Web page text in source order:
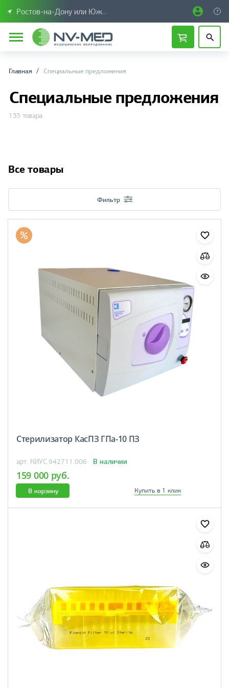
Ростов-на-Дону или Южный Федеральный округ
Главная Специальные предложения
Специальные предложения
133 товара
Все товары
Фильтр
Стерилизатор КасПЗ ГПа-10 ПЗ
арт. КИУС.942711.006 В наличии
159 000 руб.
В корзину Купить в 1 клик